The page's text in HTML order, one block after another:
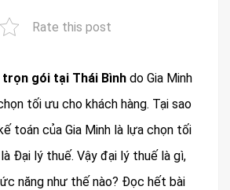
Rate this post
trọn gói tại Thái Bình do Gia Minh
tối ưu cho khách hàng. Tại sao
toán của Gia Minh là lựa chọn tối
Đại lý thuế. Vậy đại lý thuế là gì,
năng như thế nào? Đọc hết bài